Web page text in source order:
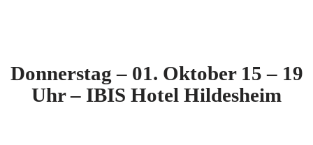
Donnerstag – 01. Oktober 15 – 19
Uhr – IBIS Hotel Hildesheim